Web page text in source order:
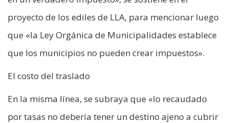
proyecto de los ediles de LLA, para mencionar luego
que «la Ley Orgánica de Municipalidades establece
que los municipios no pueden crear impuestos».
El costo del traslado
En la misma línea, se subraya que «lo recaudado
por tasas no debería tener un destino ajeno a cubrir